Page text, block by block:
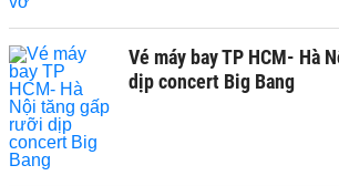
Vé máy bay TP HCM- Hà
dịp concert Big Bang